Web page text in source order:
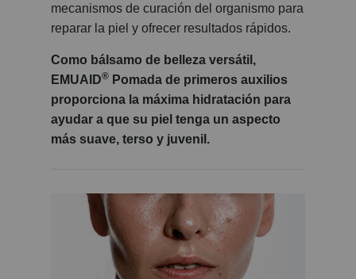
mecanismos de curación del organismo para
reparar la piel y ofrecer resultados rápidos.
Como bálsamo de belleza versátil,
EMUAID® Pomada de primeros auxilios
proporciona la máxima hidratación para
ayudar a que su piel tenga un aspecto
más suave, terso y juvenil.